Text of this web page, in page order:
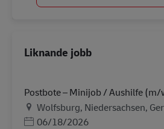
Liknande jobb
Postbote – Minijob / Aushilfe
PlatsWolfsburg, Niedersachsen,
Posted Date
06/18/2026